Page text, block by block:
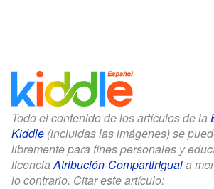
Todo el contenido de los artículos de la
Kiddle (incluidas las imágenes) se
libremente para fines personales y
licenciaAtribución-CompartirIguala
lo contrario. Citar este artículo: